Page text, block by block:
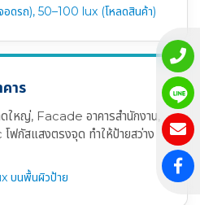
ดรถ), 50–100 lux (โหลดสินค้า)
าร
หญ่, Facade อาคารสำนักงาน,
กัสแสงตรงจุด ทำให้ป้ายสว่าง
บนพื้นผิวป้าย